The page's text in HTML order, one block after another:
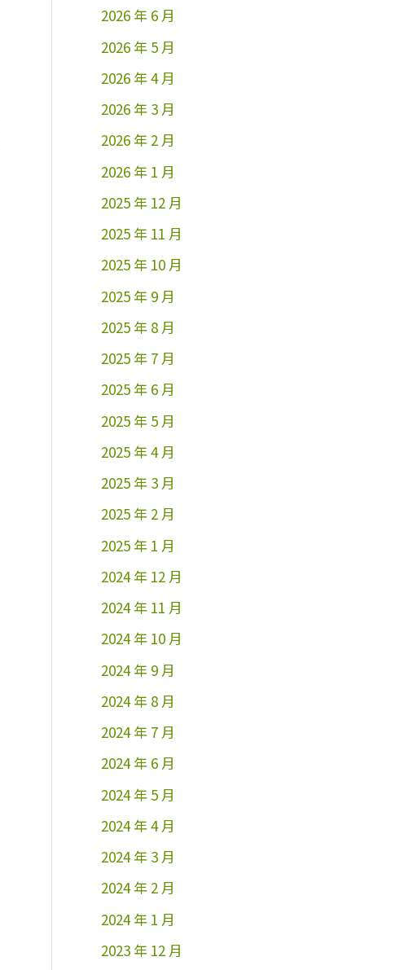
2026 年 6 月
2026 年 5 月
2026 年 4 月
2026 年 3 月
2026 年 2 月
2026 年 1 月
2025 年 12 月
2025 年 11 月
2025 年 10 月
2025 年 9 月
2025 年 8 月
2025 年 7 月
2025 年 6 月
2025 年 5 月
2025 年 4 月
2025 年 3 月
2025 年 2 月
2025 年 1 月
2024 年 12 月
2024 年 11 月
2024 年 10 月
2024 年 9 月
2024 年 8 月
2024 年 7 月
2024 年 6 月
2024 年 5 月
2024 年 4 月
2024 年 3 月
2024 年 2 月
2024 年 1 月
2023 年 12 月